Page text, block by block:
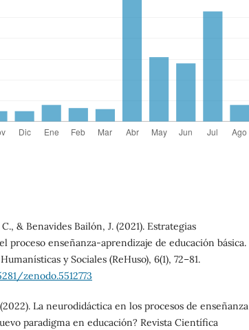
& Benavides Bailón, J. (2021). Estrategias
proceso enseñanza-aprendizaje de educación básica.
y Sociales (ReHuso), 6(1), 72–81.
zenodo.5512773
La neurodidáctica en los procesos de enseñanza
paradigma en educación? Revista Científica